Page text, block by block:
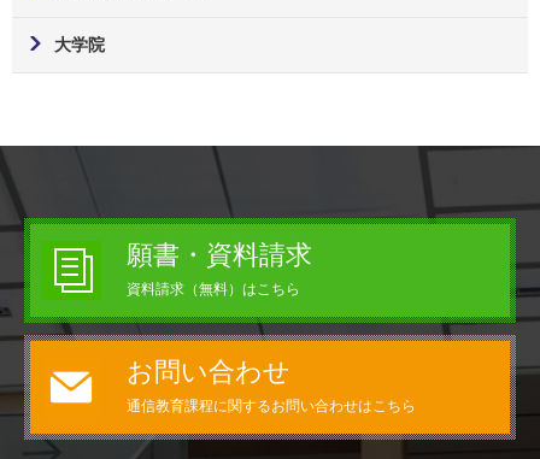
大学院
願書・資料請求
資料請求（無料）はこちら
お問い合わせ
通信教育課程に関するお問い合わせはこちら